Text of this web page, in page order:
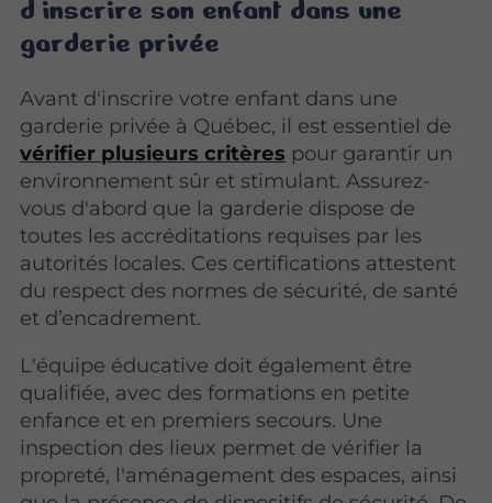
d’inscrire son enfant dans une
garderie privée
Avant d'inscrire votre enfant dans une
garderie privée à Québec, il est essentiel de
vérifier plusieurs critères pour garantir un
environnement sûr et stimulant. Assurez-
vous d'abord que la garderie dispose de
toutes les accréditations requises par les
autorités locales. Ces certifications attestent
du respect des normes de sécurité, de santé
et d’encadrement.
L'équipe éducative doit également être
qualifiée, avec des formations en petite
enfance et en premiers secours. Une
inspection des lieux permet de vérifier la
propreté, l'aménagement des espaces, ainsi